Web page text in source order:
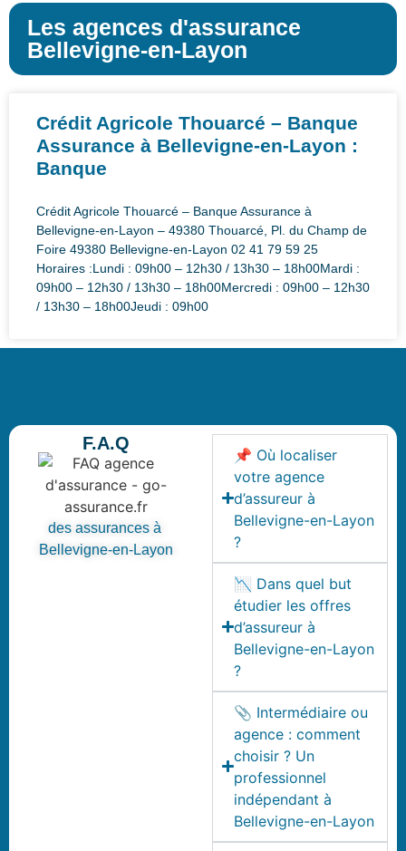
Les agences d'assurance
Bellevigne-en-Layon
Crédit Agricole Thouarcé – Banque
Assurance à Bellevigne-en-Layon :
Banque
Crédit Agricole Thouarcé – Banque Assurance à
Bellevigne-en-Layon – 49380 Thouarcé, Pl. du Champ de
Foire 49380 Bellevigne-en-Layon 02 41 79 59 25
Horaires :Lundi : 09h00 – 12h30 / 13h30 – 18h00Mardi :
09h00 – 12h30 / 13h30 – 18h00Mercredi : 09h00 – 12h30
/ 13h30 – 18h00Jeudi : 09h00
F.A.Q
des assurances à
Bellevigne-en-Layon
📌 Où localiser
votre agence
d’assureur à
Bellevigne-en-Layon
?
📉 Dans quel but
étudier les offres
d’assureur à
Bellevigne-en-Layon
?
📎 Intermédiaire ou
agence : comment
choisir ? Un
professionnel
indépendant à
Bellevigne-en-Layon